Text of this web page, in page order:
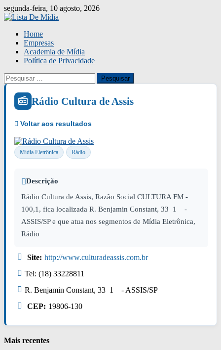
Skip
to
segunda-feira, 10 agosto, 2026
Home
Empresas
Academia de Mídia
Política de Privacidade
Pesquisar
por:
Rádio Cultura de Assis
Mídia Eletrônica Rádio
Descrição
Rádio Cultura de Assis, Razão Social CULTURA FM -
100,1, fica localizada R. Benjamin Constant, 33 1 -
ASSIS/SP e que atua nos segmentos de Mídia Eletrônica,
Rádio
Site: http://www.culturadeassis.com.br
Tel: (18) 33228811
R. Benjamin Constant, 33 1 - ASSIS/SP
CEP: 19806-130
Mais recentes